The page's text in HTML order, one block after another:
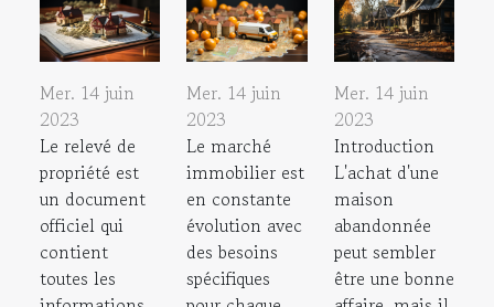
Mer. 14 juin
2023
Le relevé de
propriété est
un document
officiel qui
contient
toutes les
Mer. 14 juin
2023
Le marché
immobilier est
en constante
évolution avec
des besoins
spécifiques
Mer. 14 juin
2023
Introduction
L'achat d'une
maison
abandonnée
peut sembler
être une bonne